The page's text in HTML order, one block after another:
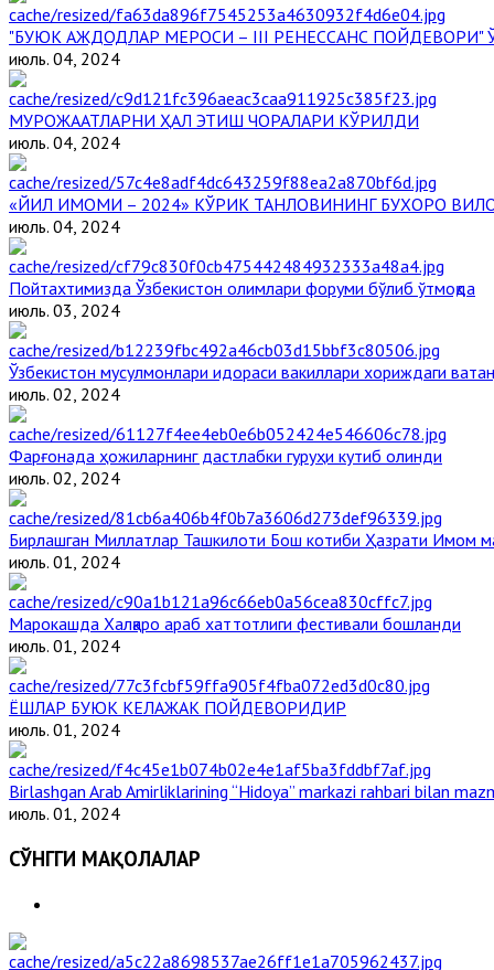
"БУЮК АЖДОДЛАР МЕРОСИ – III РЕНЕССАНС
июль. 04, 2024
МУРОЖААТЛАРНИ ҲАЛ ЭТИШ ЧОРАЛАРИ КЎРИЛДИ
июль. 04, 2024
«ЙИЛ ИМОМИ – 2024» КЎРИК ТАНЛОВИНИНГ БУХОРО
июль. 04, 2024
Пойтахтимизда Ўзбекистон олимлари форуми бўлиб ўтмоқда
июль. 03, 2024
Ўзбекистон мусулмонлари идораси вакиллари хориждаги
июль. 02, 2024
Фарғонада ҳожиларнинг дастлабки гуруҳи кутиб олинди
июль. 02, 2024
Бирлашган Миллатлар Ташкилоти Бош котиби Ҳазрати Имом
июль. 01, 2024
Марокашда Халқаро араб хаттотлиги фестивали бошланди
июль. 01, 2024
ЁШЛАР БУЮК КЕЛАЖАК ПОЙДЕВОРИДИР
июль. 01, 2024
Birlashgan Arab Amirliklarining “Hidoya” markazi rahbari bilan
июль. 01, 2024
СЎНГГИ МАҚОЛАЛАР